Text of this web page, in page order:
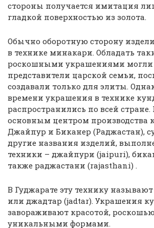
стороны получается имитация
гладкой поверхностью из золота.
Обычно оборотную сторону
в технике минакари. Обладать
роскошными украшениями
представители царской семьи,
создавали только для элиты.
времени украшения в технике
распространились по всей
основным центром производства
Джайпур и Биканер (Раджастан),
другие названия изделий,
техники – джайпури (jaipuri),
также раджастани (rajasthani) .
В Гуджарате эту технику
или джадтар (jadtar). Украшения
завораживают красотой,
уникальными формами.